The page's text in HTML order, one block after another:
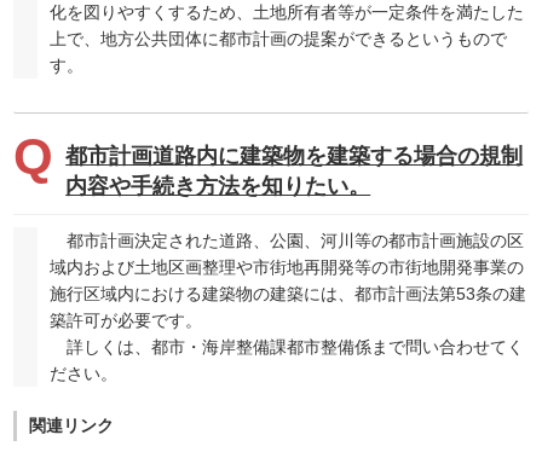
化を図りやすくするため、土地所有者等が一定条件を満たした
上で、地方公共団体に都市計画の提案ができるというもので
す。
都市計画道路内に建築物を建築する場合の規制
内容や手続き方法を知りたい。
都市計画決定された道路、公園、河川等の都市計画施設の区
域内および土地区画整理や市街地再開発等の市街地開発事業の
施行区域内における建築物の建築には、都市計画法第53条の建
築許可が必要です。
詳しくは、都市・海岸整備課都市整備係まで問い合わせてく
ださい。
関連リンク